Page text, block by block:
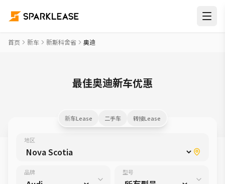
首页 新车 新斯科舍省 奥迪
最佳奥迪新车优惠
新车Lease 二手车 转接Lease
地区
品牌 型号